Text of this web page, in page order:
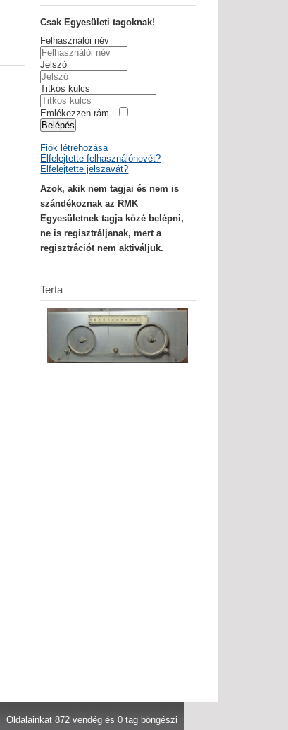
Csak Egyesületi tagoknak!
Felhasználói név
Jelszó
Titkos kulcs
Emlékezzen rám
Belépés
Fiók létrehozása
Elfelejtette felhasználónevét?
Elfelejtette jelszavát?
Azok, akik nem tagjai és nem is
szándékoznak az RMK
Egyesületnek tagja közé belépni,
ne is regisztráljanak, mert a
regisztrációt nem aktiváljuk.
Terta
Oldalainkat 872 vendég és 0 tag böngészi